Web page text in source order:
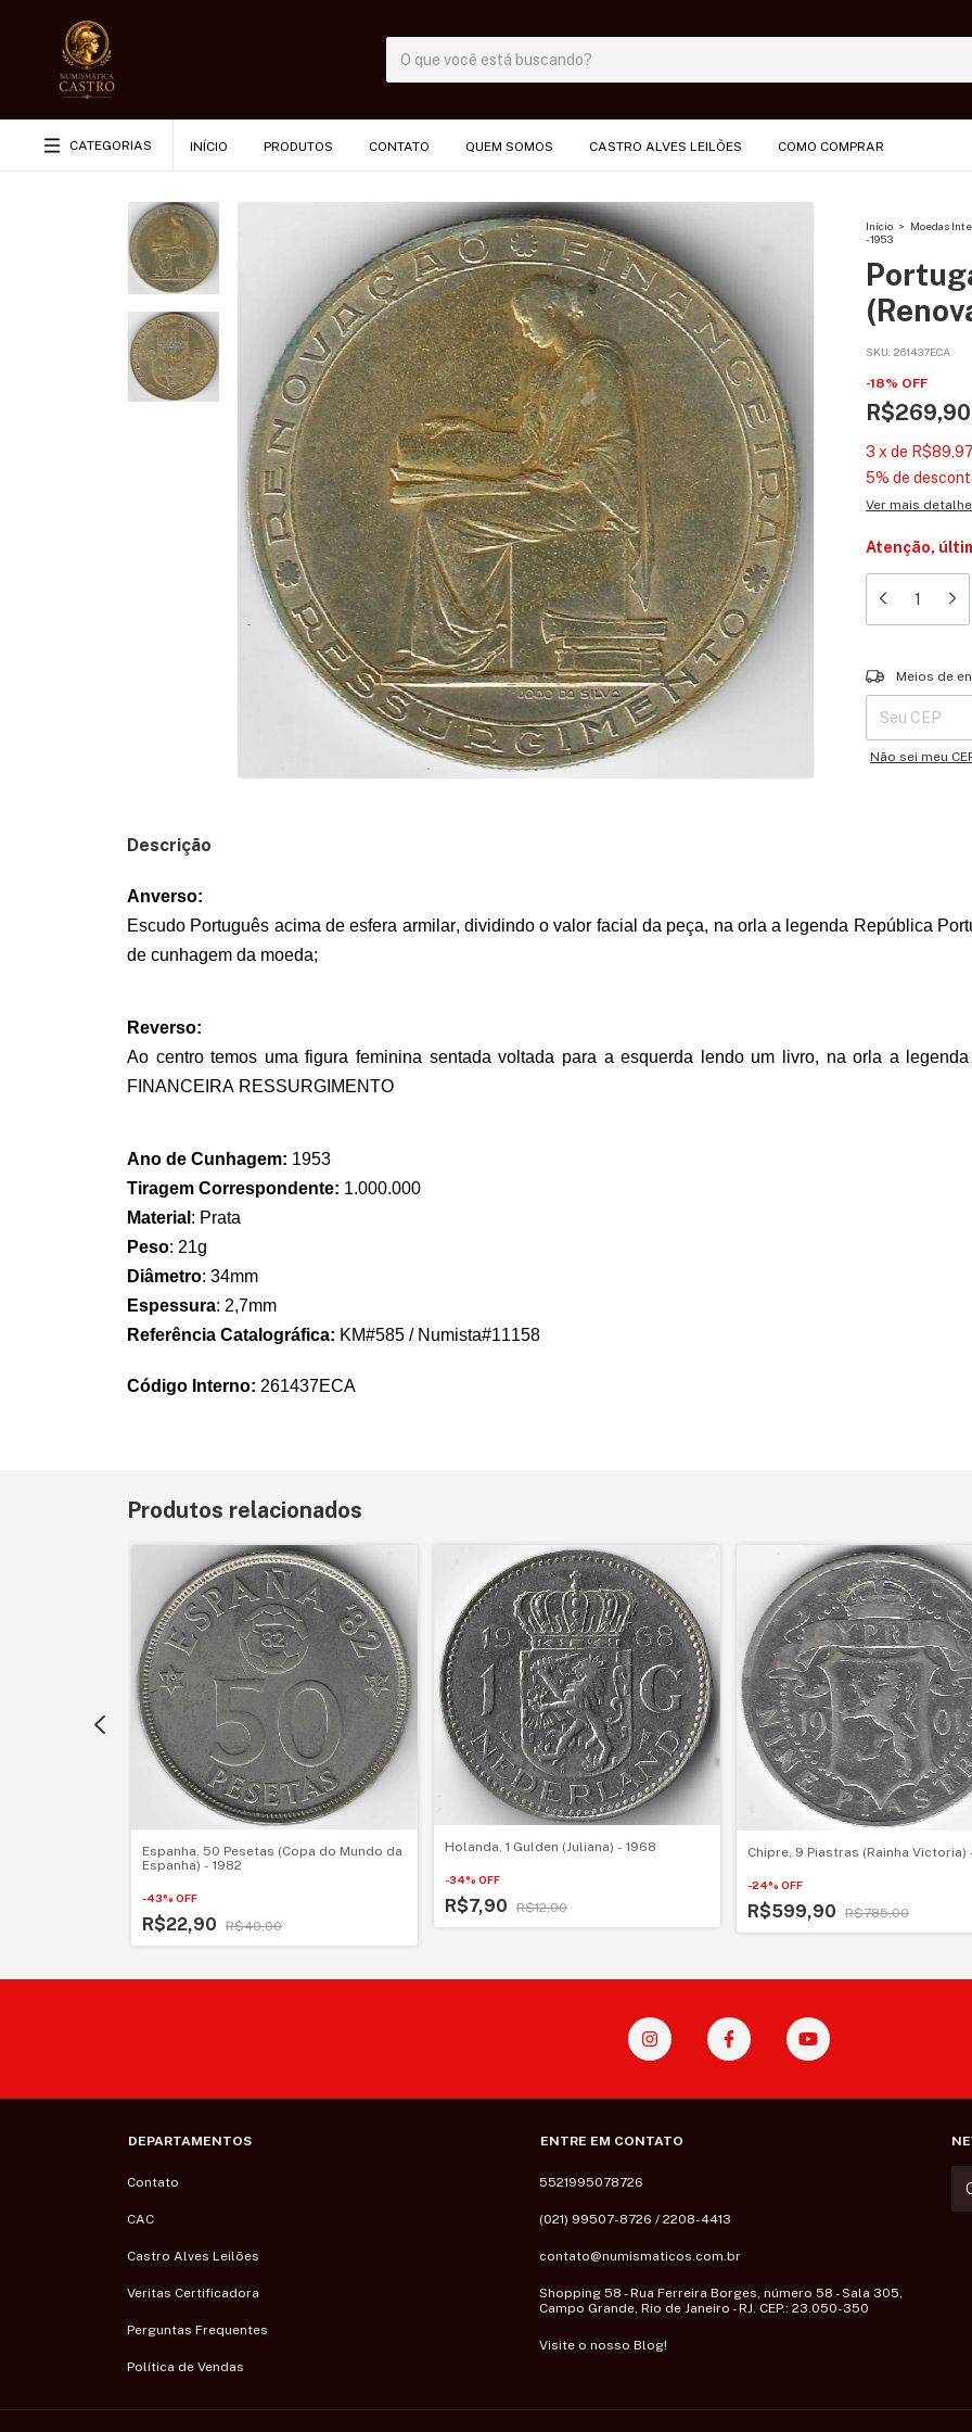
CATEGORIAS INÍCIO PRODUTOS CONTATO QUEM SOMOS CASTRO ALVES LEILÕES COMO COMPRAR
Início > Moedas
- 1953
SKU: 261437ECA
-18% OFF
R$269,90
3 x de R$89,97
5% de
Ver mais
Atenção,
Entregas para o
Meios de
Não sei meu
Descrição
Anverso:
Escudo Português acima de esfera armilar, dividindo o valor facial da peça, na orla a legenda República
de cunhagem da moeda;
Reverso:
Ao centro temos uma figura feminina sentada voltada para a esquerda lendo um livro, na orla a legenda
FINANCEIRA RESSURGIMENTO
Ano de Cunhagem: 1953
Tiragem Correspondente: 1.000.000
Material : Prata
Peso: 21g
Diâmetro: 34mm
Espessura: 2,7mm
Referência Catalográfica: KM#585 / Numista#11158
Código Interno: 261437ECA
Produtos relacionados
Espanha, 50 Pesetas (Copa do Mundo da
Espanha) - 1982
-43% OFF
R$22,90 R$40,00
Holanda, 1 Gulden (Juliana) - 1968
-34% OFF
R$7,90 R$12,00
Chipre, 9 Piastras (Rainha Victoria)
-24% OFF
R$599,90 R$785,00
DEPARTAMENTOS
Contato
CAC
Castro Alves Leilões
Veritas Certificadora
Perguntas Frequentes
Política de Vendas
ENTRE EM CONTATO
5521995078726
(021) 99507-8726 / 2208-4413
contato@numismaticos.com.br
Shopping 58 - Rua Ferreira Borges, número 58 - Sala 305,
Campo Grande, Rio de Janeiro - RJ. CEP.: 23.050-350
Visite o nosso Blog!